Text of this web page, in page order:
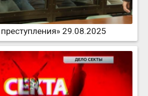
29.08.2025